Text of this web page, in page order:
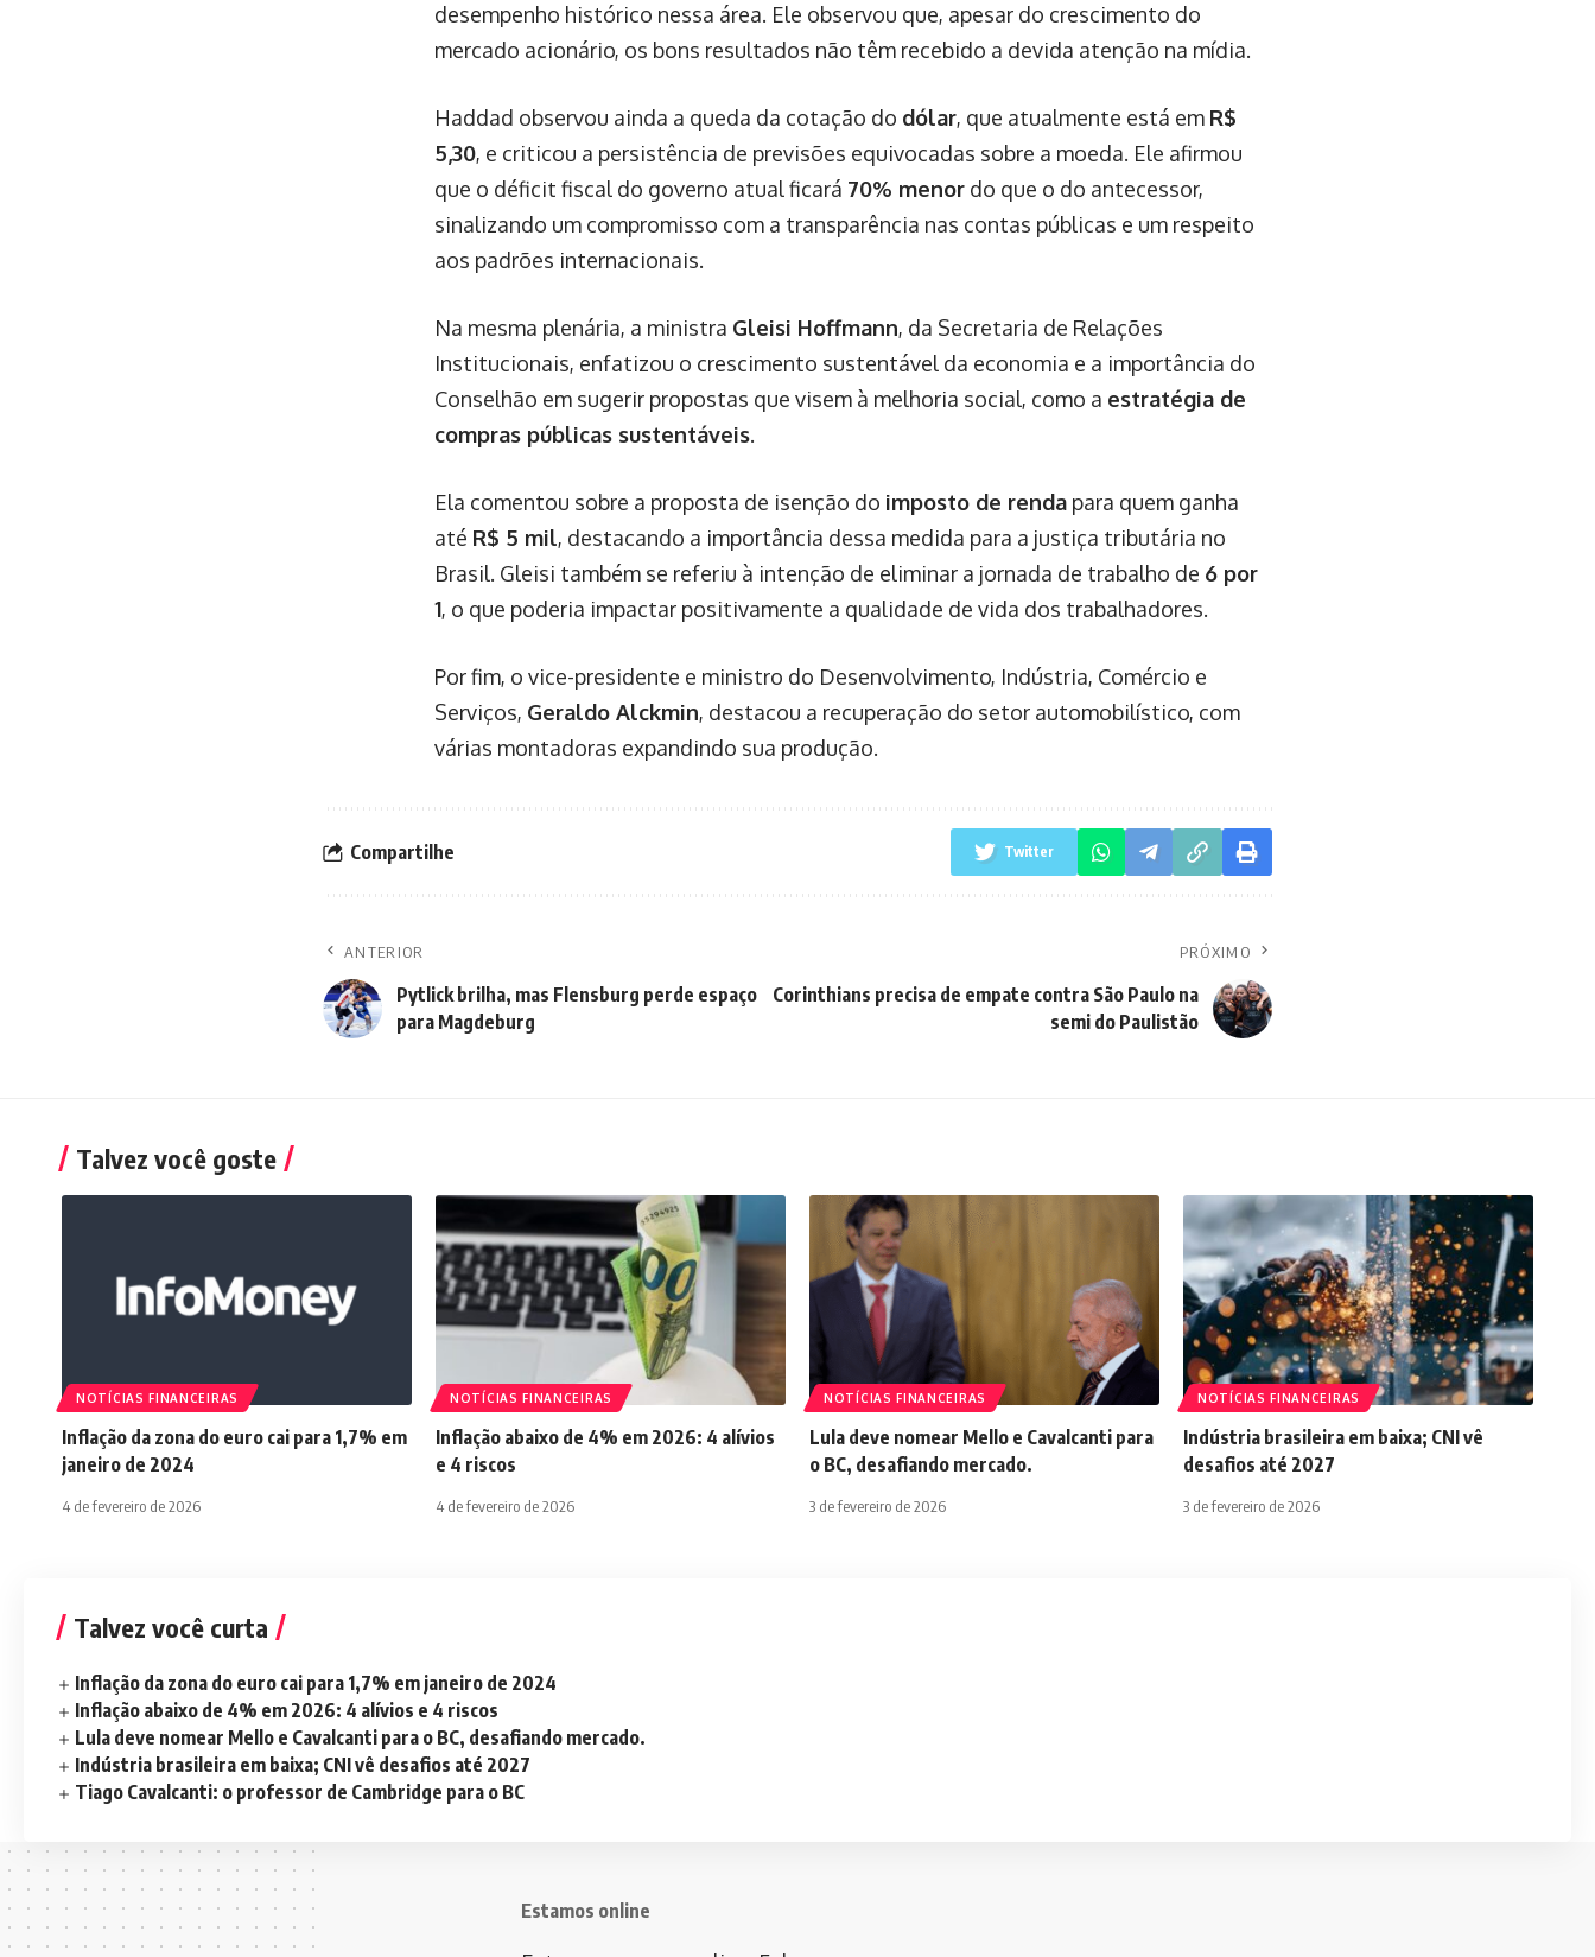
desempenho histórico nessa área. Ele observou que, apesar do crescimento do
mercado acionário, os bons resultados não têm recebido a devida atenção na mídia.
Haddad observou ainda a queda da cotação do dólar, que atualmente está em R$
5,30, e criticou a persistência de previsões equivocadas sobre a moeda. Ele afirmou
que o déficit fiscal do governo atual ficará 70% menor do que o do antecessor,
sinalizando um compromisso com a transparência nas contas públicas e um respeito
aos padrões internacionais.
Na mesma plenária, a ministra Gleisi Hoffmann, da Secretaria de Relações
Institucionais, enfatizou o crescimento sustentável da economia e a importância do
Conselhão em sugerir propostas que visem à melhoria social, como a estratégia de
compras públicas sustentáveis.
Ela comentou sobre a proposta de isenção do imposto de renda para quem ganha
até R$ 5 mil, destacando a importância dessa medida para a justiça tributária no
Brasil. Gleisi também se referiu à intenção de eliminar a jornada de trabalho de 6 por
1, o que poderia impactar positivamente a qualidade de vida dos trabalhadores.
Por fim, o vice-presidente e ministro do Desenvolvimento, Indústria, Comércio e
Serviços, Geraldo Alckmin, destacou a recuperação do setor automobilístico, com
várias montadoras expandindo sua produção.
Compartilhe Twitter
ANTERIOR
Pytlick brilha, mas Flensburg perde espaço
para Magdeburg
PRÓXIMO
Corinthians precisa de empate contra São Paulo na
semi do Paulistão
Talvez você goste
NOTÍCIAS FINANCEIRAS
Inflação da zona do euro cai para 1,7% em
janeiro de 2024
4 de fevereiro de 2026
NOTÍCIAS FINANCEIRAS
Inflação abaixo de 4% em 2026: 4 alívios
e 4 riscos
4 de fevereiro de 2026
NOTÍCIAS FINANCEIRAS
Lula deve nomear Mello e Cavalcanti para
o BC, desafiando mercado.
3 de fevereiro de 2026
NOTÍCIAS FINANCEIRAS
Indústria brasileira em baixa; CNI vê
desafios até 2027
3 de fevereiro de 2026
Talvez você curta
Inflação da zona do euro cai para 1,7% em janeiro de 2024
Inflação abaixo de 4% em 2026: 4 alívios e 4 riscos
Lula deve nomear Mello e Cavalcanti para o BC, desafiando mercado.
Indústria brasileira em baixa; CNI vê desafios até 2027
Tiago Cavalcanti: o professor de Cambridge para o BC
Estamos online